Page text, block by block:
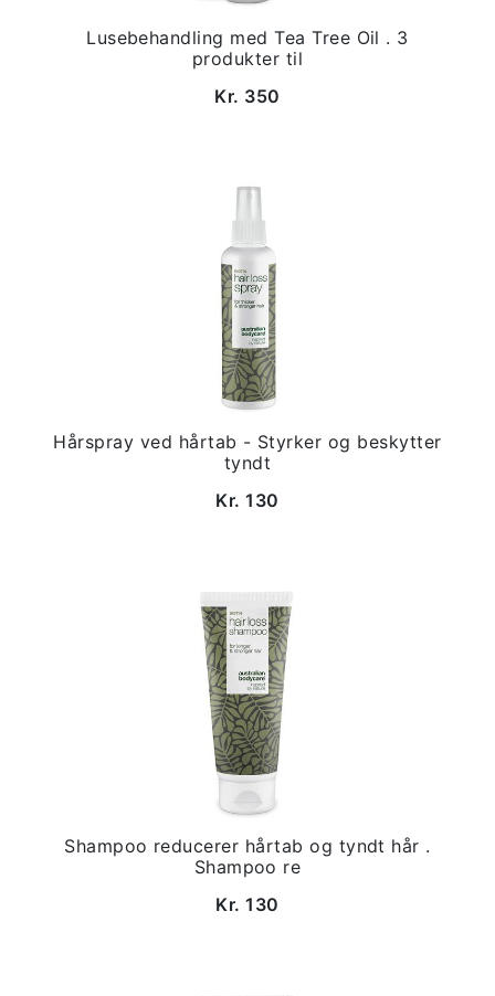
Lusebehandling med Tea Tree Oil . 3
produkter til
Kr. 350
Hårspray ved hårtab - Styrker og beskytter
tyndt
Kr. 130
Shampoo reducerer hårtab og tyndt hår .
Shampoo re
Kr. 130